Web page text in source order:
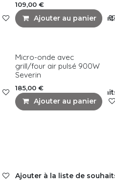
Ajouter à la liste de
109,00€
Ajouter au panier
Ajouter à la liste de
Micro-onde avec
grill/four air pulsé 900W
Severin
185,00€
Ajouter au panier
Ajouter à la liste de